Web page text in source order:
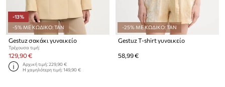
-13%
-5% ΜΕ ΚΩΔΙΚΟ: TAN
Gestuz σακάκι γυναικείο
Τρέχουσα τιμή:
129,90 €
Αρχική τιμή:229,90 €
Η χαμηλότερη τιμή:149,90 €
-25% ΜΕ ΚΩΔΙΚΟ: TAN
Gestuz T-shirt γυναικείο
58,99 €